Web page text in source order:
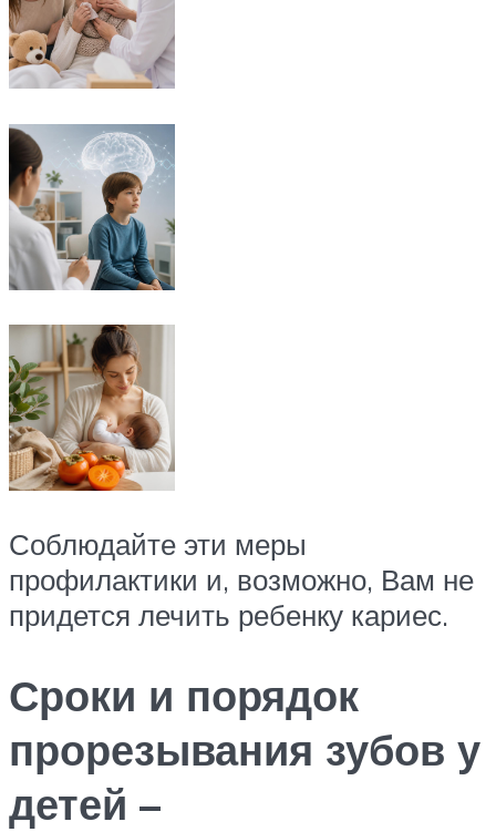
Соблюдайте эти меры
профилактики и, возможно, Вам не
придется лечить ребенку кариес.
Сроки и порядок
прорезывания зубов у
детей –